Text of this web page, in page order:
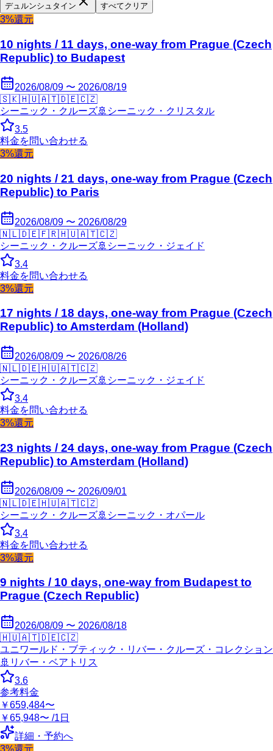
デュルンシュタイン すべてクリア
3%還元
10 nights / 11 days, one-way from Prague (Czech
Republic) to Budapest
2026/08/09 〜 2026/08/19
🇸🇰🇭🇺🇦🇹🇩🇪🇨🇿
シーニック・クルーズ🚢 シーニック・クリスタル
3.5
料金を問い合わせる
3%還元
20 nights / 21 days, one-way from Prague (Czech
Republic) to Paris
2026/08/09 〜 2026/08/29
🇳🇱🇩🇪🇫🇷🇭🇺🇦🇹🇨🇿
シーニック・クルーズ🚢 シーニック・ジェイド
3.4
料金を問い合わせる
3%還元
17 nights / 18 days, one-way from Prague (Czech
Republic) to Amsterdam (Holland)
2026/08/09 〜 2026/08/26
🇳🇱🇩🇪🇭🇺🇦🇹🇨🇿
シーニック・クルーズ🚢 シーニック・ジェイド
3.4
料金を問い合わせる
3%還元
23 nights / 24 days, one-way from Prague (Czech
Republic) to Amsterdam (Holland)
2026/08/09 〜 2026/09/01
🇳🇱🇩🇪🇭🇺🇦🇹🇨🇿
シーニック・クルーズ🚢 シーニック・オパール
3.4
料金を問い合わせる
3%還元
9 nights / 10 days, one-way from Budapest to
Prague (Czech Republic)
2026/08/09 〜 2026/08/18
🇭🇺🇦🇹🇩🇪🇨🇿
ユニワールド・ブティック・リバー・クルーズ・コレクション
🚢 リバー・ベアトリス
3.6
参考料金
￥659,484〜
￥65,948〜 /1日
詳細・予約へ
3%還元